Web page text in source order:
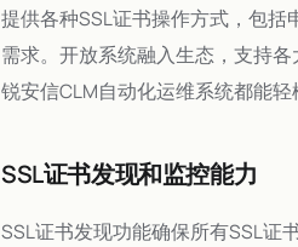
提供各种SSL证书操作方式，包
需求。开放系统融入生态，支持
锐安信CLM自动化运维系统都能轻
SSL证书发现和监控能力
SSL证书发现功能确保所有SSL证